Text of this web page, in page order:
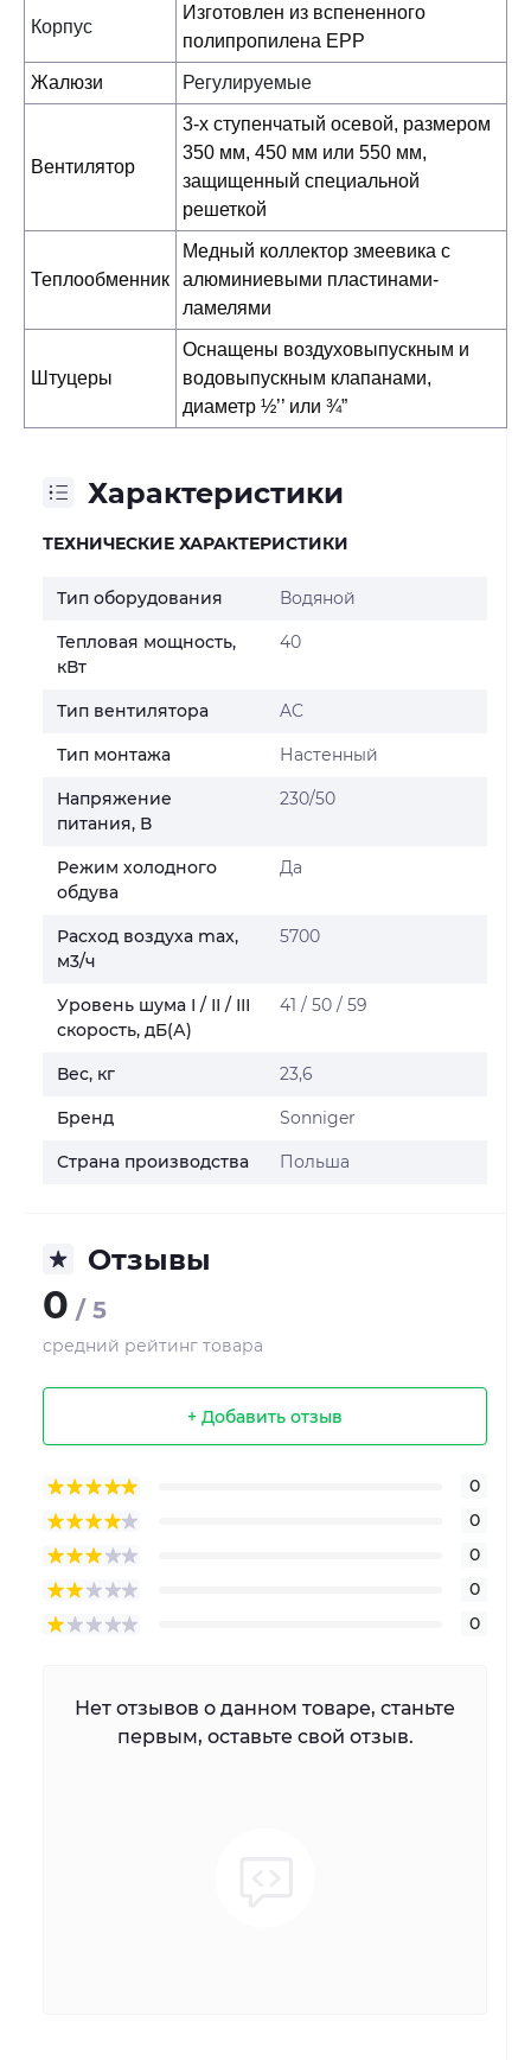
Корпус
Изготовлен из вспененного
полипропилена EPP
Жалюзи Регулируемые
Вентилятор
3-х ступенчатый осевой, размером
350 мм, 450 мм или 550 мм,
защищенный специальной
решеткой
Теплообменник
Медный коллектор змеевика с
алюминиевыми пластинами-
ламелями
Штуцеры
Оснащены воздуховыпускным и
водовыпускным клапанами,
диаметр ½’’ или ¾”
Характеристики
ТЕХНИЧЕСКИЕ ХАРАКТЕРИСТИКИ
Тип оборудования Водяной
Тепловая мощность,
кВт
40
Тип вентилятора AC
Тип монтажа Настенный
Напряжение
питания, В
230/50
Режим холодного
обдува
Да
Расход воздуха max,
м3/ч
5700
Уровень шума І / ІІ / ІІІ
скорость, дБ(А)
41 / 50 / 59
Вес, кг 23,6
Бренд Sonniger
Страна производства Польша
Отзывы
0 / 5
средний рейтинг товара
+ Добавить отзыв
0
0
0
0
0
Нет отзывов о данном товаре, станьте
первым, оставьте свой отзыв.